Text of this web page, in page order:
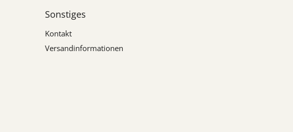
Sonstiges
Kontakt
Versandinformationen